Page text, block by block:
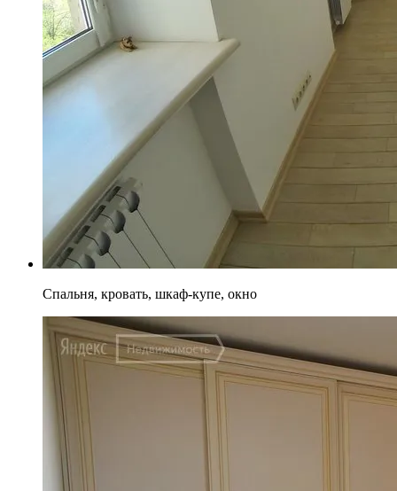
Спальня, кровать, шкаф-купе, окно